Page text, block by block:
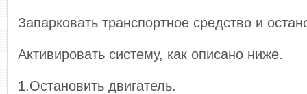
Запарковать транспортное средство и
Активировать систему, как описано ниже.
1.Остановить двигатель.